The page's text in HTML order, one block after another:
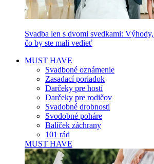
Svadba len s dvomi svedkami:
čo by ste mali vedieť
MUST HAVE
Svadboné oznámenie
Zasadací poriadok
Darčeky pre hostí
Darčeky pre rodičov
Svadobné drobnosti
Svodobné poháre
Balíček záchrany
101 rád
MUST HAVE